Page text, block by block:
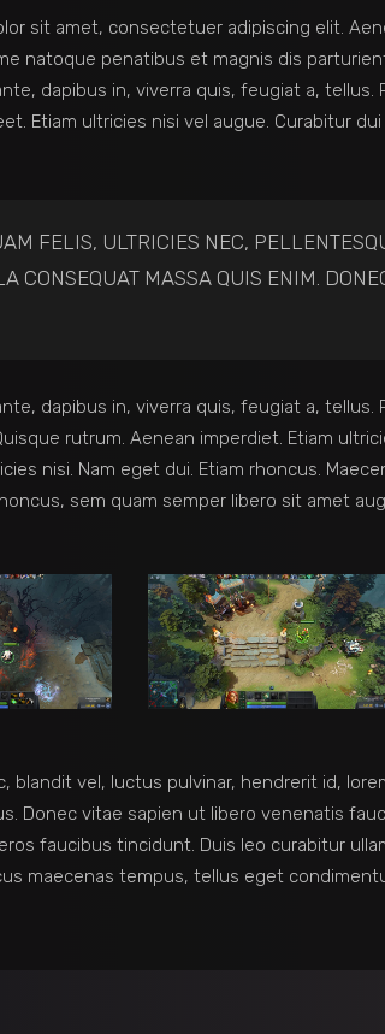
sit amet, consectetuer adipiscing elit.
natoque penatibus et magnis dis
dapibus in, viverra quis, feugiat a, tellus.
Etiam ultricies nisi vel augue. Curabitur
FELIS, ULTRICIES NEC,
CONSEQUAT MASSA QUIS ENIM.
dapibus in, viverra quis, feugiat a, tellus.
rutrum. Aenean imperdiet. Etiam
nisi. Nam eget dui. Etiam rhoncus.
sem quam semper libero sit amet
blandit vel, luctus pulvinar, hendrerit id,
Donec vitae sapien ut libero venenatis
faucibus tincidunt. Duis leo curabitur
maecenas tempus, tellus eget